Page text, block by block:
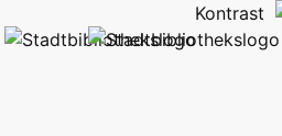
Kontrast